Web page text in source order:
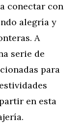
conectar con
alegría y
A
serie de
para
en esta